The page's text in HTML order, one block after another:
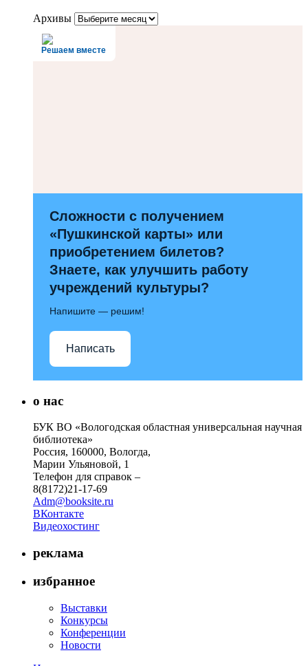
Архивы
Решаем вместе
Сложности с получением
«Пушкинской карты» или
приобретением билетов?
Знаете, как улучшить работу
учреждений культуры?
Напишите — решим!
Написать
о нас
БУК ВО «Вологодская областная универсальная научная
библиотека»
Россия, 160000, Вологда,
Марии Ульяновой, 1
Телефон для справок –
8(8172)21-17-69
Adm@booksite.ru
ВКонтакте
Видеохостинг
реклама
избранное
Выставки
Конкурсы
Конференции
Новости